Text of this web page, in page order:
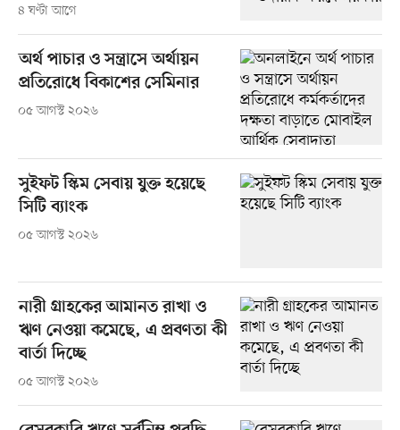
৪ ঘণ্টা আগে
অর্থ পাচার ও সন্ত্রাসে অর্থায়ন
প্রতিরোধে বিকাশের সেমিনার
০৫ আগস্ট ২০২৬
সুইফট স্কিম সেবায় যুক্ত হয়েছে
সিটি ব্যাংক
০৫ আগস্ট ২০২৬
নারী গ্রাহকের আমানত রাখা ও
ঋণ নেওয়া কমেছে, এ প্রবণতা কী
বার্তা দিচ্ছে
০৫ আগস্ট ২০২৬